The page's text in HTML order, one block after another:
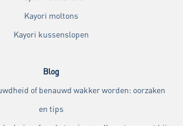
Kayori moltons
Kayori kussenslopen
Blog
of benauwd wakker worden: oorzaken
en tips